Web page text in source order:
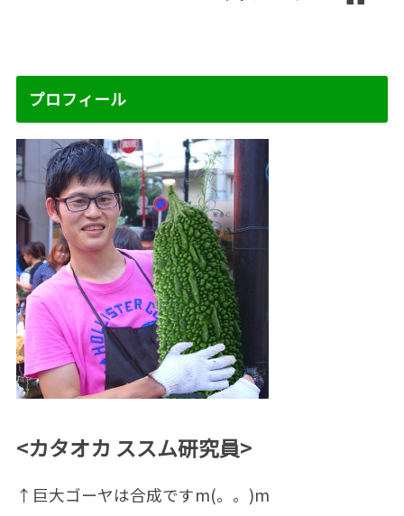
プロフィール
<カタオカ ススム研究員>
↑巨大ゴーヤは合成ですm(。。)m